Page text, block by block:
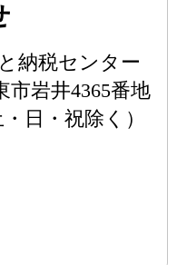
納税センター
岩井4365番地
日・祝除く）